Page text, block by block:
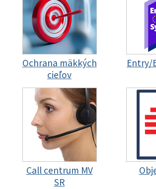
Ochrana mäkkých
cieľov
Entry/
Call centrum MV
SR